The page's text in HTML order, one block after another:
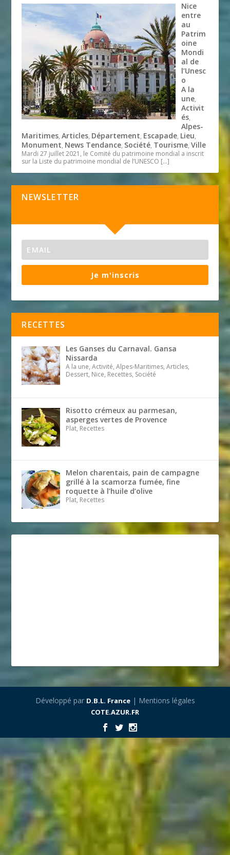
Nice
entre
au
Patrim
oine
Mondi
al de
l’Unesc
o
A la
une,
Activit
és,
Alpes-
Maritimes,Articles, Département, Escapade, Lieu,
Monument, News Tendance, Société, Tourisme,Ville
Mardi 27 juillet 2021, le Comité du patrimoine mondial a inscrit
sur la Liste du patrimoine mondial de l’UNESCO […]
NEWSLETTER
Je m'inscris
RECETTES
Les Ganses du Carnaval. Gansa
Nissarda
A la une, Activité, Alpes-Maritimes, Articles,
Dessert, Nice, Recettes, Société
Risotto crémeux au parmesan,
asperges vertes de Provence
Plat, Recettes
Melon charentais, pain de campagne
grillé à la scamorza fumée, fine
roquette à l’huile d’olive
Plat, Recettes
Développé par D.B.L. France| Mentions légales
COTE.AZUR.FR